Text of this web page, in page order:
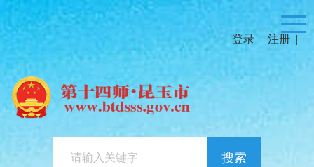
登录 | 注册 |
搜索